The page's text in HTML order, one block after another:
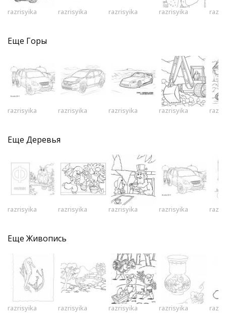
razrisyika razrisyika razrisyika razrisyika
Еще Горы
razrisyika razrisyika razrisyika razrisyika
Еще Деревья
razrisyika razrisyika razrisyika razrisyika
Еще Живопись
razrisyika razrisyika razrisyika razrisyika